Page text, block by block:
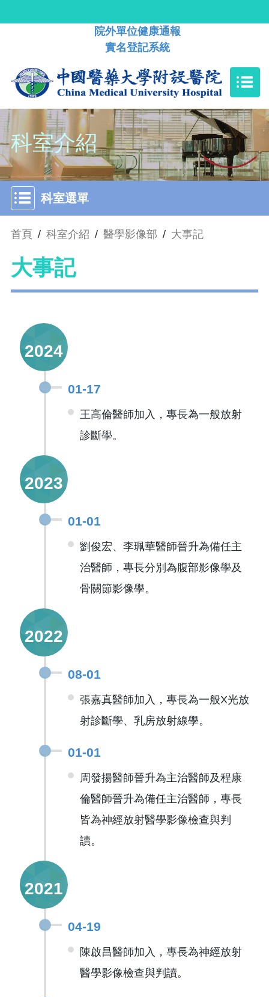
院外單位健康通報
實名登記系統
科室介紹
科室選單
首頁 / 科室介紹 / 醫學影像部 / 大事記
大事記
2024
01-17
王高倫醫師加入，專長為一般放射
診斷學。
2023
01-01
劉俊宏、李珮華醫師晉升為備任主
治醫師，專長分別為腹部影像學及
骨關節影像學。
2022
08-01
張嘉真醫師加入，專長為一般X光放
射診斷學、乳房放射線學。
01-01
周發揚醫師晉升為主治醫師及程康
倫醫師晉升為備任主治醫師，專長
皆為神經放射醫學影像檢查與判
讀。
2021
04-19
陳啟昌醫師加入，專長為神經放射
醫學影像檢查與判讀。